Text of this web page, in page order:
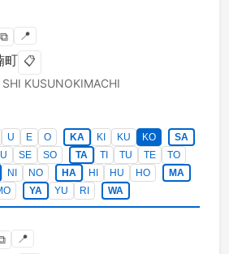
⧉ 📍
町 📋
SHI KUSUNOKIMACHI
U E O KA KI KU KO
SA
SE SO TA TI TU TE
TO
NI NO HA HI HU HO
MA
YA YU RI WA
📍